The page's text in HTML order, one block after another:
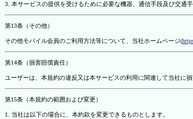
3. 本サービスの提供を受けるために必要な機器、通信手段及び交通
第13条（その他）
その他モバイル会員のご利用方法等について、当社ホームページ(
第14条（損害賠償責任）
ユーザーは、本規約の違反又は本サービスの利用に関連して当社に
第15条（本規約の範囲および変更）
1. 当社は以下の場合に、本約款を変更できるものとします。